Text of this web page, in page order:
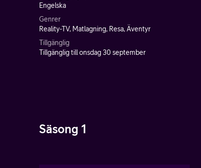
Engelska
Genrer
Reality-TV, Matlagning, Resa, Äventyr
Tillgänglig
Tillgänglig till onsdag 30 september
Säsong 1